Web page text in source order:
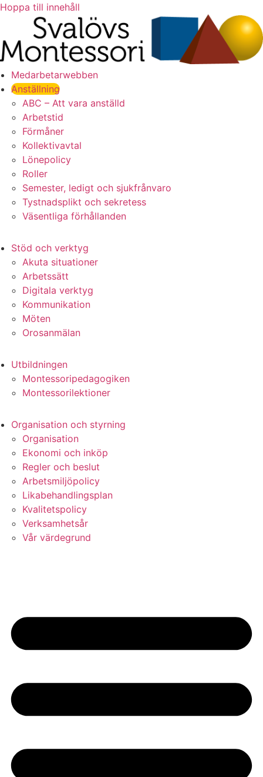
Hoppa till innehåll
Medarbetarwebben
Anställning
ABC – Att vara anställd
Arbetstid
Förmåner
Kollektivavtal
Lönepolicy
Roller
Semester, ledigt och sjukfrånvaro
Tystnadsplikt och sekretess
Väsentliga förhållanden
Stöd och verktyg
Akuta situationer
Arbetssätt
Digitala verktyg
Kommunikation
Möten
Orosanmälan
Utbildningen
Montessoripedagogiken
Montessorilektioner
Organisation och styrning
Organisation
Ekonomi och inköp
Regler och beslut
Arbetsmiljöpolicy
Likabehandlingsplan
Kvalitetspolicy
Verksamhetsår
Vår värdegrund